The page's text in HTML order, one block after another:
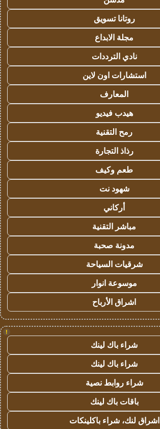
روتانا تسويق
مجلة الابداع
نادي الترددات
استشارات اون لاين
المعارف
هيدب فيديو
رمح التقنية
رذاذ التجارة
طعم وكيف
شهود نت
أركاني
مباشر التقنية
مدونة صحبة
شرقيات السياحة
موسوعة انوار
اشراق الأرباح
!
شراء باك لينك
شراء باك لينك
شراء روابط نصية
باقات باك لينك
اشراق لنك، شراء باكلينكات